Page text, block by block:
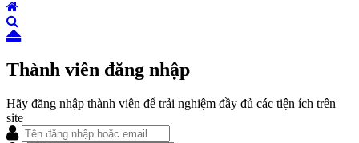
Thành viên đăng nhập
Hãy đăng nhập thành viên để trải nghiệm đầy đủ các tiện ích trên
site